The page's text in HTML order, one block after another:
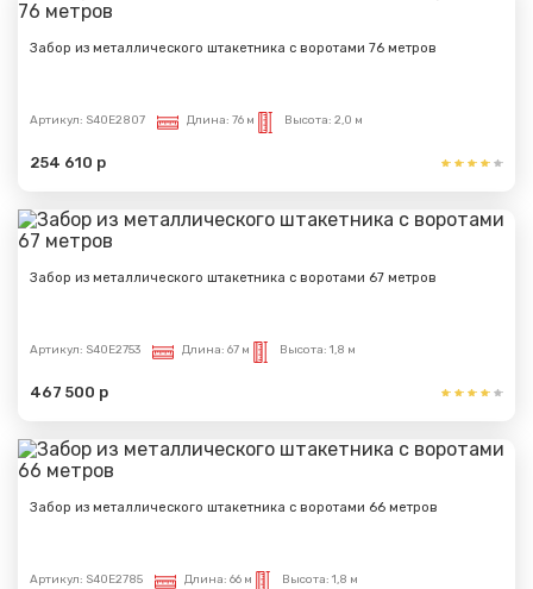
Забор из металлического штакетника с воротами 76 метров
Артикул: S40E2807 Длина: 76 м Высота: 2,0 м
254 610 р
Забор из металлического штакетника с воротами 67 метров
Артикул: S40E2753 Длина: 67 м Высота: 1,8 м
467 500 р
Забор из металлического штакетника с воротами 66 метров
Артикул: S40E2785 Длина: 66 м Высота: 1,8 м